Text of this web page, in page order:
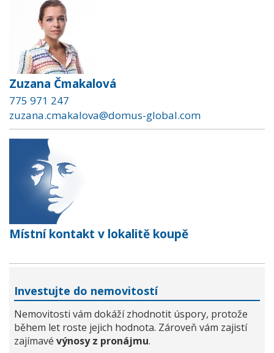
Zuzana Čmakalová
775 971 247
zuzana.cmakalova@domus-global.com
Místní kontakt v lokalitě koupě
Investujte do nemovitostí
Nemovitosti vám dokáží zhodnotit úspory, protože
během let roste jejich hodnota. Zároveň vám zajistí
zajímavé výnosy z pronájmu.